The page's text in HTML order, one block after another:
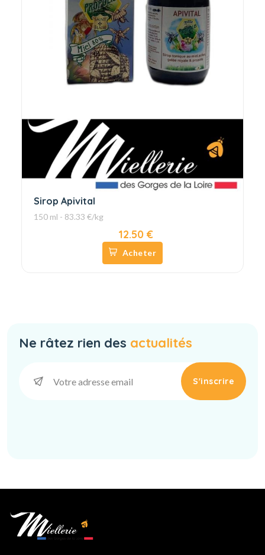
Sirop Apivital
150 ml - 83.33 €/kg
12.50 €
Acheter
Ne râtez rien des actualités
S'inscrire